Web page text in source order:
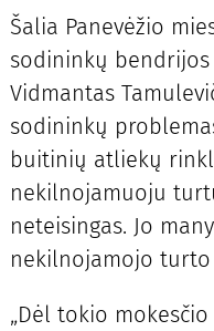
Šalia Panevėžio
sodininkų bendrijos
Vidmantas
sodininkų
buitinių atliekų
nekilnojamuoju
neteisingas. Jo
nekilnojamojo turto
„Dėl tokio